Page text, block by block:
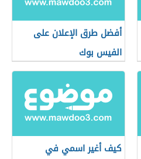
أفضل طرق الإعلان على
الفيس بوك
كيف أغير اسمي في